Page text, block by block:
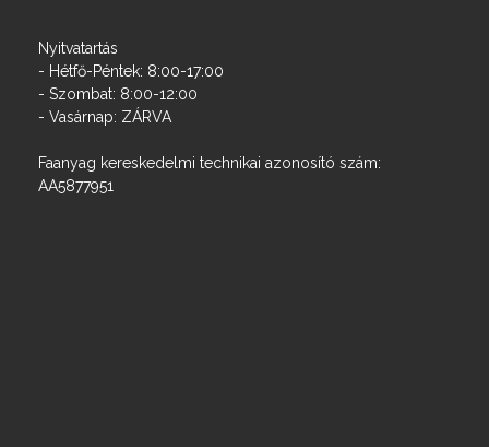
Nyitvatartás
- Hétfő-Péntek: 8:00-17:00
- Szombat: 8:00-12:00
- Vasárnap: ZÁRVA
Faanyag kereskedelmi technikai azonosító szám:
AA5877951